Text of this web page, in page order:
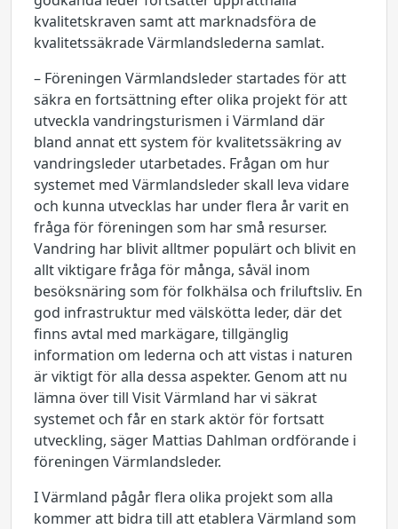
kvalitetskraven samt att marknadsföra de
kvalitetssäkrade Värmlandslederna samlat.
– Föreningen Värmlandsleder startades för att
säkra en fortsättning efter olika projekt för att
utveckla vandringsturismen i Värmland där
bland annat ett system för kvalitetssäkring av
vandringsleder utarbetades. Frågan om hur
systemet med Värmlandsleder skall leva vidare
och kunna utvecklas har under flera år varit en
fråga för föreningen som har små resurser.
Vandring har blivit alltmer populärt och blivit en
allt viktigare fråga för många, såväl inom
besöksnäring som för folkhälsa och friluftsliv. En
god infrastruktur med välskötta leder, där det
finns avtal med markägare, tillgänglig
information om lederna och att vistas i naturen
är viktigt för alla dessa aspekter. Genom att nu
lämna över till Visit Värmland har vi säkrat
systemet och får en stark aktör för fortsatt
utveckling, säger Mattias Dahlman ordförande i
föreningen Värmlandsleder.
I Värmland pågår flera olika projekt som alla
kommer att bidra till att etablera Värmland som